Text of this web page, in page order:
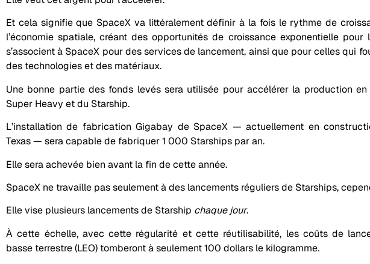
Et cela signifie que SpaceX va littéralement définir à la fois le rythme de
l’économie spatiale, créant des opportunités de croissance exponentielle pour
s’associent à SpaceX pour des services de lancement, ainsi que pour celles qui
des technologies et des matériaux.
Une bonne partie des fonds levés sera utilisée pour accélérer la production
Super Heavy et du Starship.
L’installation de fabrication Gigabay de SpaceX — actuellement en
Texas — sera capable de fabriquer 1 000 Starships par an.
Elle sera achevée bien avant la fin de cette année.
SpaceX ne travaille pas seulement à des lancements réguliers de Starships,
Elle vise plusieurs lancements de Starship chaque jour.
À cette échelle, avec cette régularité et cette réutilisabilité, les coûts de
basse terrestre (LEO) tomberont à seulement 100 dollars le kilogramme.